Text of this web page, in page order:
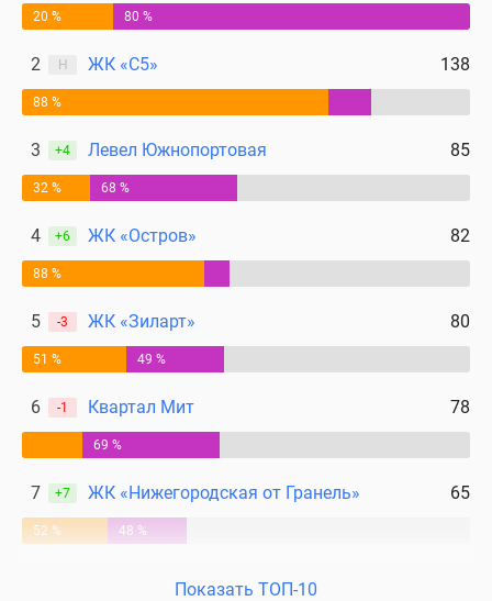
20 % 80 %
2 Н ЖК «С5» 138
88 %
3 +4 Левел Южнопортовая 85
32 % 68 %
4 +6 ЖК «Остров» 82
88 %
5 -3 ЖК «Зиларт» 80
51 % 49 %
6 -1 Квартал Мит 78
69 %
7 +7 ЖК «Нижегородская от Гранель» 65
52 % 48 %
Показать ТОП-10